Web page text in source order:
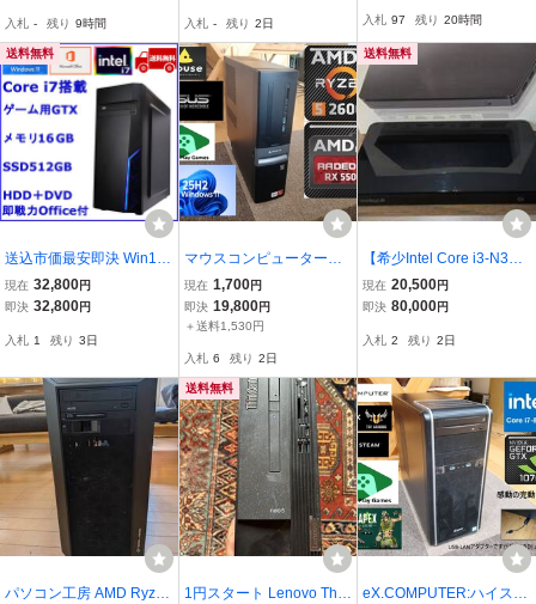
｜Win11 PRO｜office202
1｜ #04151
入札 - 残り 9時間
動画編集】
入札 - 残り 2日 入札 97 残り 20時間
送料無料
送込市価最安即決 Win11
office Core i7 メモリ16G
B SSD512GB HDD /GTX
務/新品ケース マイクラ
現在 32,800円
即決 32,800円
入札 1 残り 3日
マウスコンピューター！T
he reconstruction was su
ccessful!解る人に格安提
供します。
現在 1,700円
即決 19,800円
＋送料1,530円
入札 6 残り 2日
送料無料
【希少Intel Core i3-N300
モデル】ミニPC Overcloc
k4C(N300/16GB/1TB/Win
現在 20,500円
即決 80,000円
入札 2 残り 2日
パソコン工房 AMD Ryzen
送料無料
1円スタート Lenovo Thin eX.COMPUTER:ハイスペ